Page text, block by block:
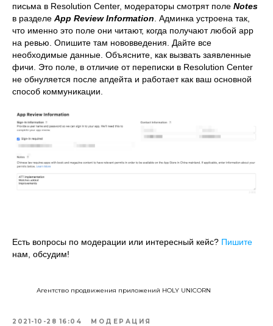
письма в Resolution Center, модераторы смотрят поле Notes
в разделе App Review Information . Админка устроена так,
что именно это поле они читают, когда получают любой app
на ревью. Опишите там нововведения. Дайте все
необходимые данные. Объясните, как вызвать заявленные
фичи. Это поле, в отличие от переписки в Resolution Center
не обнуляется после апдейта и работает как ваш основной
способ коммуникации.
Есть вопросы по модерации или интересный кейс? Пишите
нам, обсудим!
Агентство продвижения приложений HOLY UNICORN
2021-10-28 16:04 МОДЕРАЦИЯ